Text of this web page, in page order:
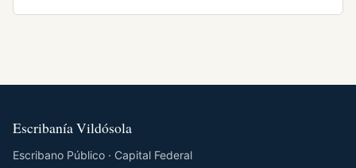
Escribanía Vildósola
Escribano Público · Capital Federal